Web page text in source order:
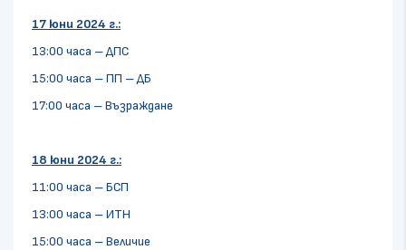
17 юни 2024 г.:
13:00 часа – ДПС
15:00 часа – ПП – ДБ
17:00 часа – Възраждане
18 юни 2024 г.:
11:00 часа – БСП
13:00 часа – ИТН
15:00 часа – Величие